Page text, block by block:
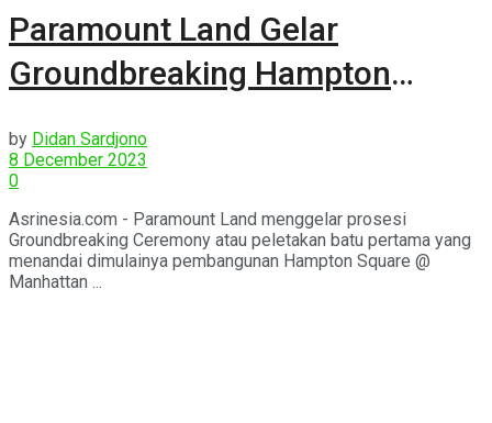
Paramount Land Gelar
Groundbreaking Hampton
Gading Serpong
by Didan Sardjono
8 December 2023
0
Asrinesia.com - Paramount Land menggelar prosesi
Groundbreaking Ceremony atau peletakan batu pertama yang
menandai dimulainya pembangunan Hampton Square @
Manhattan ...